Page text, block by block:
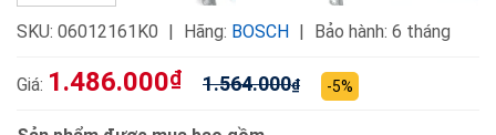
SKU: 06012161K0 Hãng: BOSCH Bảo hành: 6 tháng
Giá: 1.486.000₫ 1.564.000₫ -5%